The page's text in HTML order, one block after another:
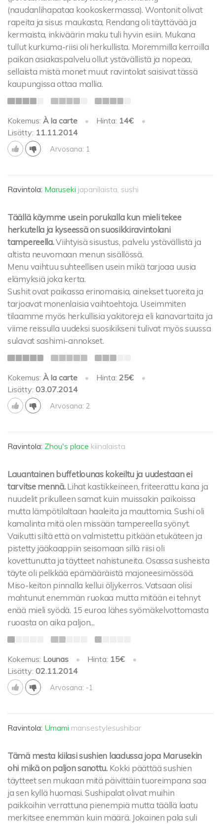
(naudanlihapataa kookoskermassa). Wontonit olivat
rapeita ja sisus maukasta, Rendang oli täyttävää ja
kermaista, inkiväärin maku tuli hyvin esiin. Mukana
tullut kurkuma-riisi oli herkullista. Moremmilla kerroilla
paikan asiakaspalvelu ollut ystävällistä ja nopeaa,
sellaista mistä monet muut ravintolat saisivat tässä
kaupungissa ottaa mallia.
Kokemus: À la carte • Hinta: 14€
•
Lisätty: 11.11.2014
Arvosana: 1
Ravintola: Maruseki japanilaista, sushi
Täällä käymme usein porukalla kun mieli tekee
herkutella ja kyseessä on suosikkiravintolani
tampereella.Viihtyisä sisustus, palvelu ystävällistä ja
altista neuvomaan menun sisällössä.
Menu vaihtuu suhteellisen usein mikä tarjoaa uusia
elämyksiä joka kerta.
Sushit ovat paikassa erinomaisia, ainekset tuoreita ja
tarjoavat monenlaisia vaihtoehtoja. Useimmiten
tilaamme myös herkullisia yakitoreja eli kanavartaita ja
viime reissulla uudeksi suosikikseni tulivat myös suussa
sulavat sashimi-annokset.
Kokemus: À la carte • Hinta: 25€
•
Lisätty: 03.07.2014
Arvosana: 2
Ravintola: Zhou's place kiinalaista
Lauantainen buffetlounas kokeiltu ja uudestaan ei
tarvitse mennä. Lihat kastikkeineen, friteerattu kana ja
nuudelit prikulleen samat kuin muissakin paikoissa
mutta lämpötilaltaan haaleita ja mauttomia. Sushi oli
kamalinta mitä olen missään tampereella syönyt.
Vaikutti siltä että on valmistettu pitkään etukäteen ja
pistetty jääkaappiin seisomaan sillä riisi oli
kovettunutta ja täytteet nahistuneita. Osassa susheista
täyte oli pelkkää epämääräistä majoneesimössöä.
Miso-keiton pinnalla kellui öljykerros. Vatsaan olisi
mahtunut enemmän ruokaa mutta mitään ei tehnyt
enää mieli syödä. 15 euroa lähes syömäkelvottomasta
ruoasta on aika paljon...
Kokemus: Lounas • Hinta: 15€
•
Lisätty: 02.11.2014
Arvosana: -1
Ravintola: Umami mansestylesushibar
Tämä mesta kiilasi sushien laadussa jopa Marusekin
ohi mikä on paljon sanottu. Kokki päättää sushien
täytteet sen mukaan mitä päivittäin tuoreimpana saa
ja sen kyllä huomasi. Sushipalat olivat muihin
paikkoihin verrattuna pienempiä mutta täällä laatu
merkitsee enemmän kuin määrä. Jokainen pala suli